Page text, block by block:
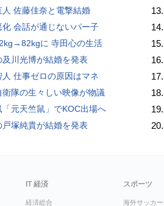
人 佐藤佳奈と電撃結婚
化 会話が通じないパー子
に 寺田心の生活
及川光博が結婚を発表
人 仕事ゼロの原因はマネ
衛隊の生々しい映像が物議
「元天竺鼠」でKOC出場へ
戸塚純貴が結婚を発表
13.
14.
15.
16.
17.
18.
19.
20.
IT 経済
経済総合
スポーツ
海外サッカー